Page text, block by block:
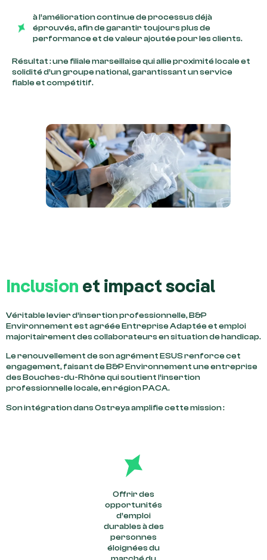
à l’amélioration continue de processus déjà
éprouvés, afin de garantir toujours plus de
performance et de valeur ajoutée pour les clients.
Résultat : une filiale marseillaise qui allie proximité locale et
solidité d’un groupe national, garantissant un service
fiable et compétitif.
Inclusion et impact social
Véritable levier d’insertion professionnelle, B&P
Environnement est agréée Entreprise Adaptée et emploi
majoritairement des collaborateurs en situation de handicap.
Le renouvellement de son agrément ESUS renforce cet
engagement, faisant de B&P Environnement une entreprise
des Bouches-du-Rhône qui soutient l’insertion
professionnelle locale, en région PACA.
Son intégration dans Ostreya amplifie cette mission :
Offrir des
opportunités
d’emploi
durables à des
personnes
éloignées du